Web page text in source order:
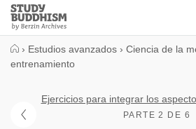
Close
Study
Buddhism
› Estudios avanzados › Ciencia de la
entrenamiento
Ejercicios para integrar los
PARTE 2 DE 6